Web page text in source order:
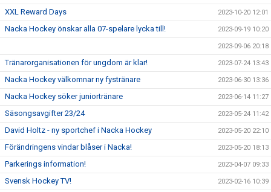
XXL Reward Days 2023-10-20 12:01
Nacka Hockey önskar alla 07-spelare lycka till! 2023-09-19 10:20
2023-09-06 20:18
Tränarorganisationen för ungdom är klar! 2023-07-24 13:43
Nacka Hockey välkomnar ny fystränare 2023-06-30 13:36
Nacka Hockey söker juniortränare 2023-06-14 11:27
Säsongsavgifter 23/24 2023-05-24 11:42
David Holtz - ny sportchef i Nacka Hockey 2023-05-20 22:10
Förändringens vindar blåser i Nacka! 2023-05-20 18:13
Parkerings information! 2023-04-07 09:33
Svensk Hockey TV! 2023-02-16 10:39